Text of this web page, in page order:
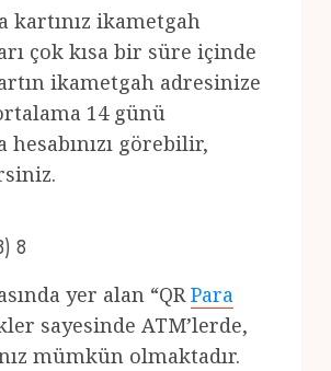
kartınız ikametgah
çok kısa bir süre içinde
ikametgah adresinize
14 günü
görebilir,
8
yer alan “QRPara
sayesinde ATM’lerde,
mümkün olmaktadır.